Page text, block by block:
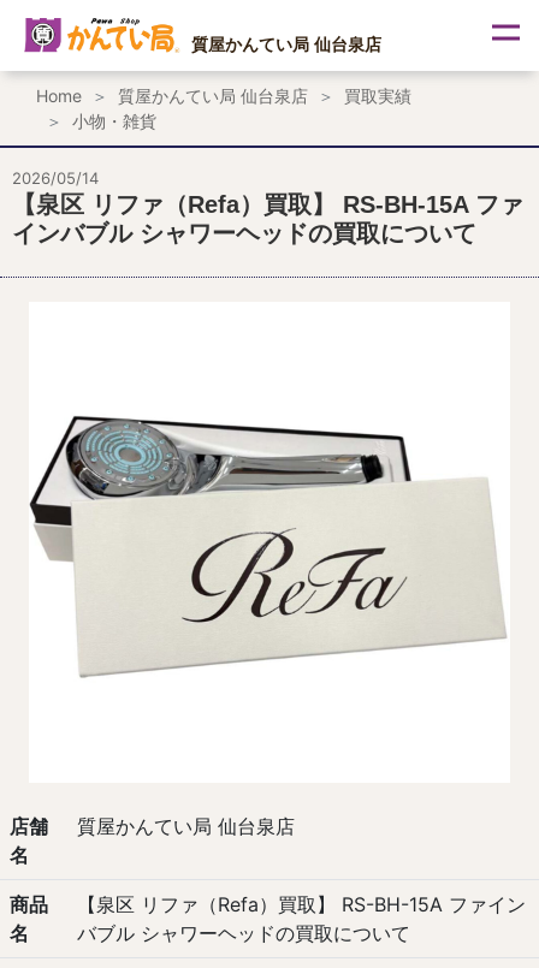
ス
プ
質屋かんてい局 仙台泉店
Home 質屋かんてい局 仙台泉店
買取実績
小物・雑貨
2026/05/14
【泉区 リファ（Refa）買取】 RS-BH-15A ファ
インバブル シャワーヘッドの買取について
店舗
名
質屋かんてい局 仙台泉店
商品
名
【泉区 リファ（Refa）買取】 RS-BH-15A ファイン
バブル シャワーヘッドの買取について